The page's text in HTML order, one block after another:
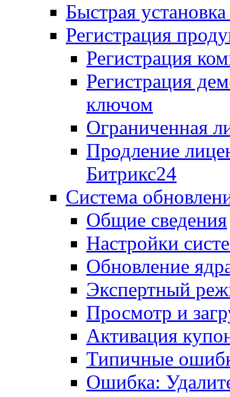
Быстрая
Регистрация
Регистрация
Регистрация
ключом
Ограниченная
Продление
Битрикс24
Система
Общие сведения
Настройки
Обновление
Экспертный
Просмотр и
Активация
Типичные
Ошибка: